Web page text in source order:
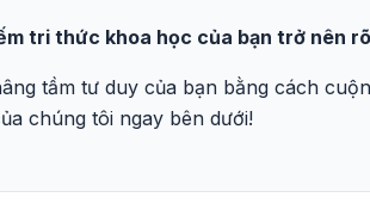
tri thức khoa học của bạn trở nên
tầm tư duy của bạn bằng cách
chúng tôi ngay bên dưới!